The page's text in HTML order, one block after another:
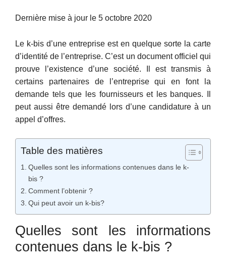
Dernière mise à jour le 5 octobre 2020
Le k-bis d’une entreprise est en quelque sorte la carte
d’identité de l’entreprise. C’est un document officiel qui
prouve l’existence d’une société. Il est transmis à
certains partenaires de l’entreprise qui en font la
demande tels que les fournisseurs et les banques. Il
peut aussi être demandé lors d’une candidature à un
appel d’offres.
Table des matières
Quelles sont les informations contenues dans le k-
bis ?
Comment l’obtenir ?
Qui peut avoir un k-bis?
Quelles sont les informations
contenues dans le k-bis ?